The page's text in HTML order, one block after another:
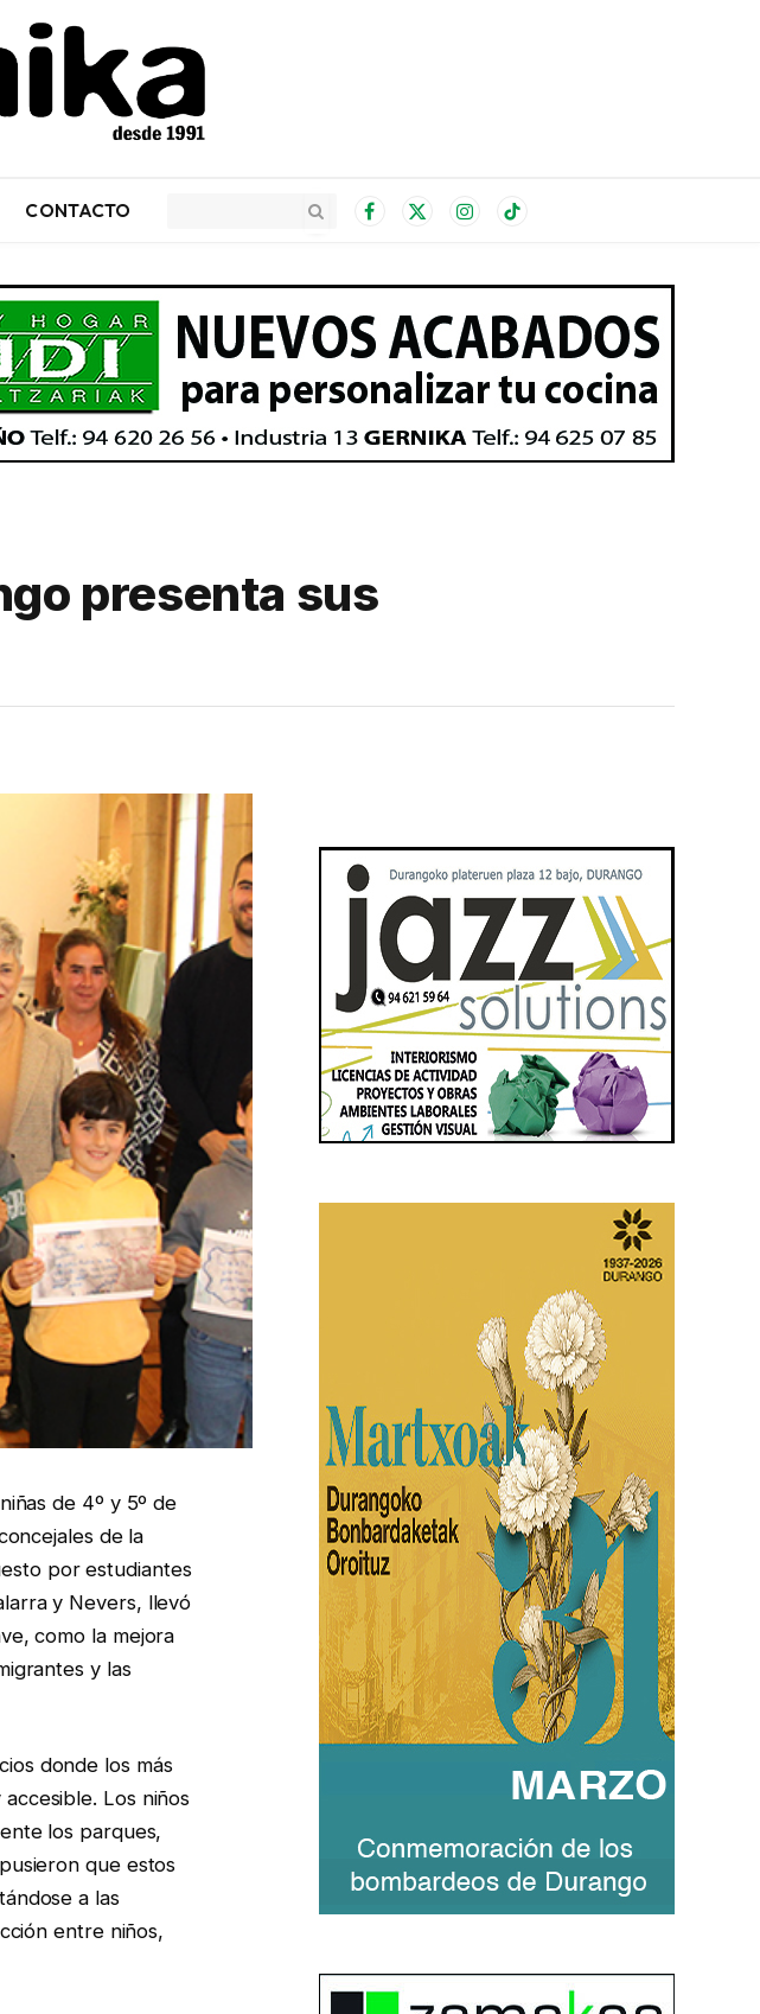
CONTACTO Facebook
X
InstagramTikTok
presenta sus
de 4º y 5º de
de la
por estudiantes
y Nevers, llevó
como la mejora
y las
donde los más
Los niños
los parques,
que estos
a las
entre niños,